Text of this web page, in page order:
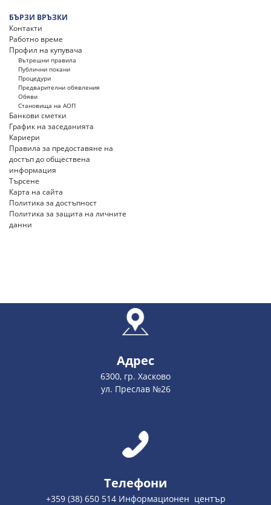
БЪРЗИ ВРЪЗКИ
Контакти
Работно време
Профил на купувача
Вътрешни правила
Публични покани
Процедури
Предварителни обявления
Обяви
Становища на АОП
Банкови сметки
График на заседанията
Кариери
Правила за предоставяне на
достъп до обществена
информация
Търсене
Карта на сайта
Политика за достъпност
Политика за защита на личните
данни
Адрес
6300, гр. Хасково
ул. Преслав №26
Телефони
+359 (38) 650 514 Информационен център